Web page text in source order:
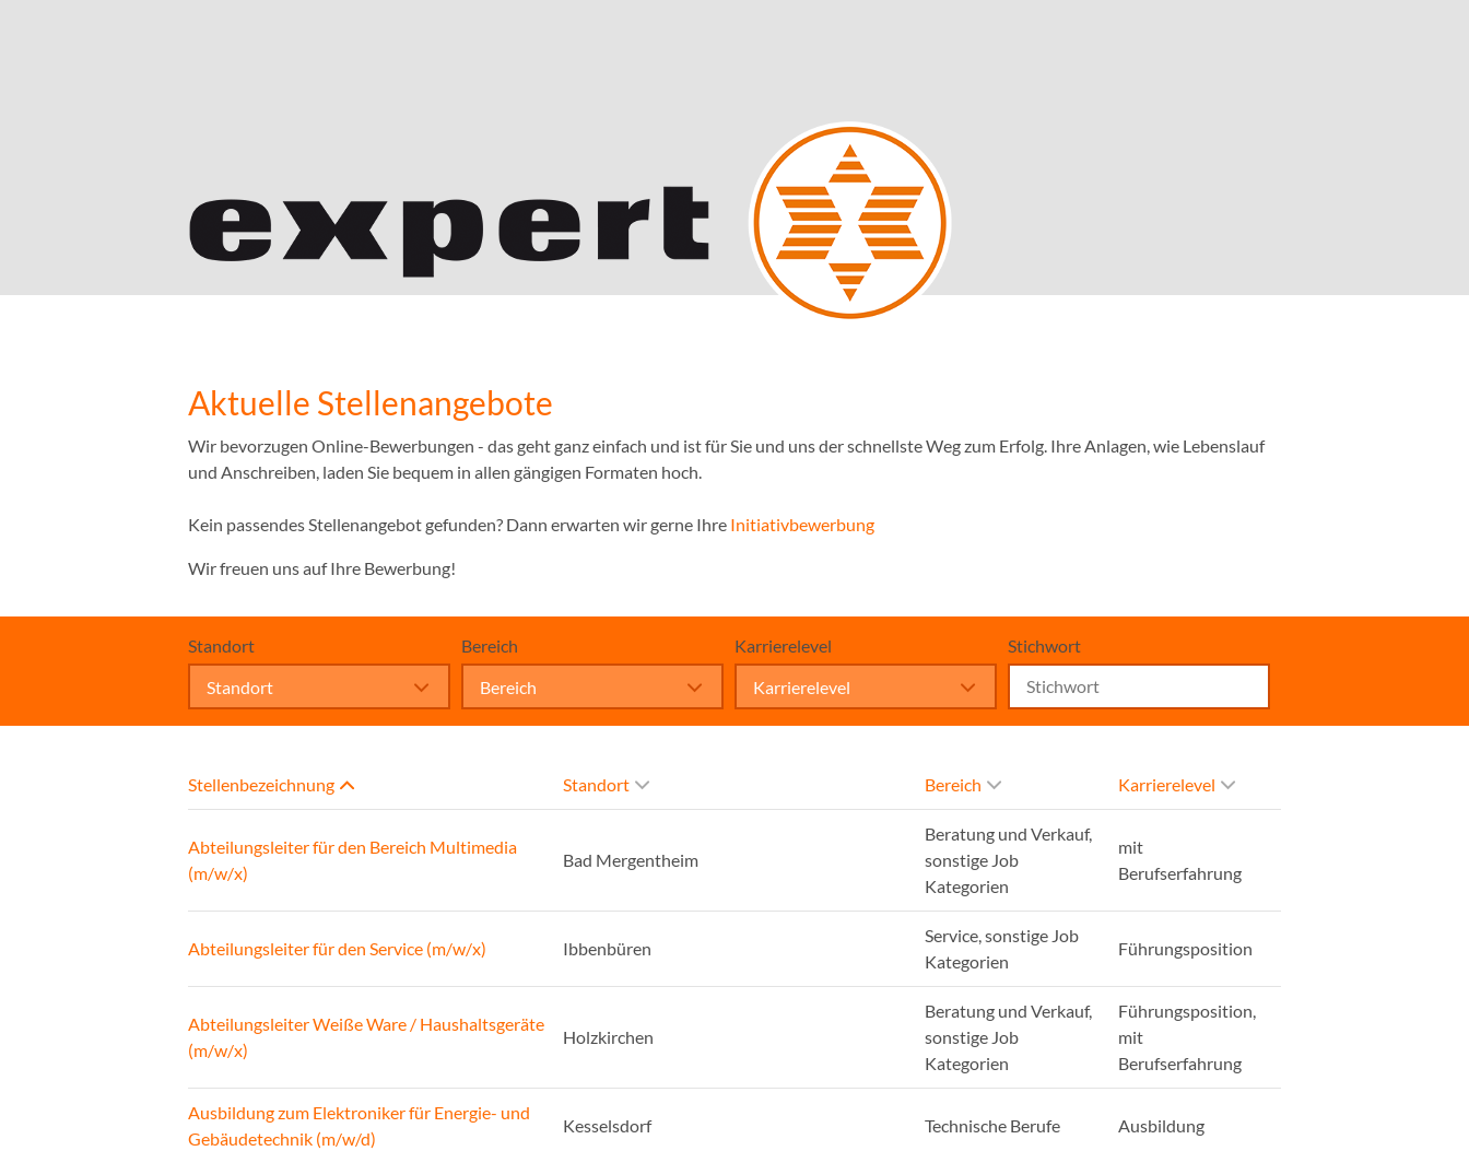
Aktuelle Stellenangebote
Wir bevorzugen Online-Bewerbungen - das geht ganz einfach und ist für Sie und uns der schnellste Weg zum Erfolg. Ihre Anlagen, wie Lebenslauf
und Anschreiben, laden Sie bequem in allen gängigen Formaten hoch.
Kein passendes Stellenangebot gefunden? Dann erwarten wir gerne Ihre Initiativbewerbung
Wir freuen uns auf Ihre Bewerbung!
Standort
Standort
Bereich
Bereich
Karrierelevel
Karrierelevel
Stichwort
Stellenbezeichnung Standort Bereich Karrierelevel
Abteilungsleiter für den Bereich Multimedia
(m/w/x)
Bad Mergentheim
Beratung und Verkauf,
sonstige Job
Kategorien
mit
Berufserfahrung
Abteilungsleiter für den Service (m/w/x) Ibbenbüren
Service, sonstige Job
Kategorien
Führungsposition
Abteilungsleiter Weiße Ware / Haushaltsgeräte
(m/w/x)
Holzkirchen
Beratung und Verkauf,
sonstige Job
Kategorien
Führungsposition,
mit
Berufserfahrung
Ausbildung zum Elektroniker für Energie- und
Gebäudetechnik (m/w/d)
Kesselsdorf Technische Berufe Ausbildung